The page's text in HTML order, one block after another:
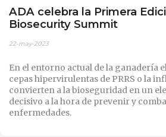
ADA celebra la Primera
Biosecurity Summit
22-may-2023
En el entorno actual de la ganadería
cepas hipervirulentas de PRRS o la
convierten a la bioseguridad en un
decisivo a la hora de prevenir y
enfermedades.